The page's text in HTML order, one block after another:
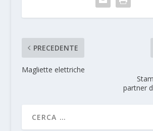
PRECEDENTE
Magliette elettriche
partner